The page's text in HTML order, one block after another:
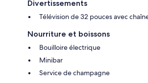
Divertissements
Télévision de 32 pouces avec
Nourriture et boissons
Bouilloire électrique
Minibar
Service de champagne